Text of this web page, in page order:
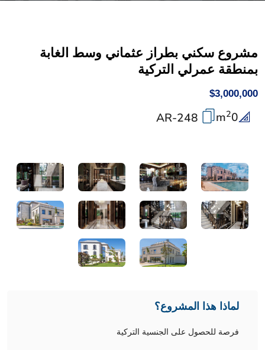
مشروع سكني بطراز عثماني وسط الغابة
بمنطقة عمرلي التركية
$3,000,000
0
m2
لماذا هذا المشروع؟
فرصة للحصول على الجنسية التركية